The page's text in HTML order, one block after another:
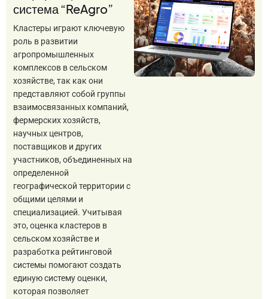
система “ReAgro”
Кластеры играют ключевую
роль в развитии
агропромышленных
комплексов в сельском
хозяйстве, так как они
представляют собой группы
взаимосвязанных компаний,
фермерских хозяйств,
научных центров,
поставщиков и других
участников, объединенных на
определенной
географической территории с
общими целями и
специализацией. Учитывая
это, оценка кластеров в
сельском хозяйстве и
разработка рейтинговой
системы помогают создать
единую систему оценки,
которая позволяет